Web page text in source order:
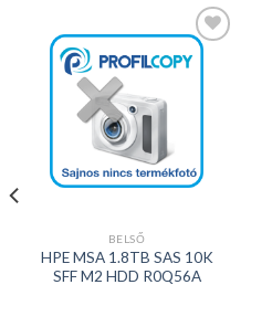
Kedvencekhez
BELSŐ
HPE MSA 1.8TB SAS 10K
SFF M2 HDD R0Q56A